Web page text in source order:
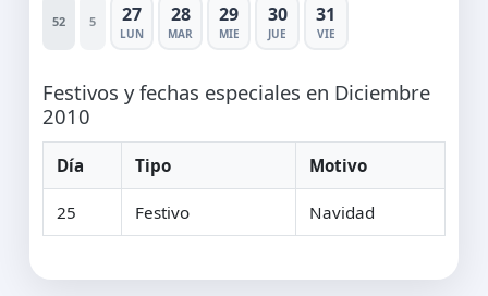
52 5 27
LUN
28
MAR
29
MIE
30
JUE
31
VIE
Festivos y fechas especiales en Diciembre
2010
Día Tipo Motivo
25 Festivo Navidad